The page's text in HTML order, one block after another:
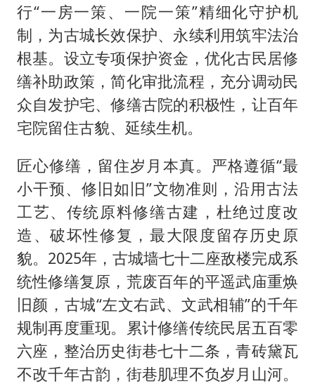
行“一房一策、一院一策”精细化守护机
制，为古城长效保护、永续利用筑牢法治
根基。设立专项保护资金，优化古民居修
缮补助政策，简化审批流程，充分调动民
众自发护宅、修缮古院的积极性，让百年
宅院留住古貌、延续生机。
匠心修缮，留住岁月本真。严格遵循“最
小干预、修旧如旧”文物准则，沿用古法
工艺、传统原料修缮古建，杜绝过度改
造、破坏性修复，最大限度留存历史原
貌。2025年，古城墙七十二座敌楼完成系
统性修缮复原，荒废百年的平遥武庙重焕
旧颜，古城“左文右武、文武相辅”的千年
规制再度重现。累计修缮传统民居五百零
六座，整治历史街巷七十二条，青砖黛瓦
不改千年古韵，街巷肌理不负岁月山河。